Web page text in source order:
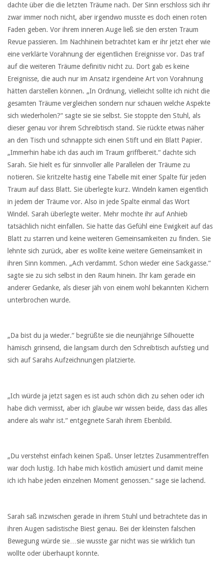
dachte über die die letzten Träume nach. Der Sinn erschloss sich ihr
zwar immer noch nicht, aber irgendwo musste es doch einen roten
Faden geben. Vor ihrem inneren Auge ließ sie den ersten Traum
Revue passieren. Im Nachhinein betrachtet kam er ihr jetzt eher wie
eine verklärte Vorahnung der eigentlichen Ereignisse vor. Das traf
auf die weiteren Träume definitiv nicht zu. Dort gab es keine
Ereignisse, die auch nur im Ansatz irgendeine Art von Vorahnung
hätten darstellen können. „In Ordnung, vielleicht sollte ich nicht die
gesamten Träume vergleichen sondern nur schauen welche Aspekte
sich wiederholen?“ sagte sie sie selbst. Sie stoppte den Stuhl, als
dieser genau vor ihrem Schreibtisch stand. Sie rückte etwas näher
an den Tisch und schnappte sich einen Stift und ein Blatt Papier.
„Immerhin habe ich das auch im Traum griffbereit.“ dachte sich
Sarah. Sie hielt es für sinnvoller alle Parallelen der Träume zu
notieren. Sie kritzelte hastig eine Tabelle mit einer Spalte für jeden
Traum auf dass Blatt. Sie überlegte kurz. Windeln kamen eigentlich
in jedem der Träume vor. Also in jede Spalte einmal das Wort
Windel. Sarah überlegte weiter. Mehr mochte ihr auf Anhieb
tatsächlich nicht einfallen. Sie hatte das Gefühl eine Ewigkeit auf das
Blatt zu starren und keine weiteren Gemeinsamkeiten zu finden. Sie
lehnte sich zurück, aber es wollte keine weitere Gemeinsamkeit in
ihren Sinn kommen. „Ach verdammt. Schon wieder eine Sackgasse.“
sagte sie zu sich selbst in den Raum hinein. Ihr kam gerade ein
anderer Gedanke, als dieser jäh von einem wohl bekannten Kichern
unterbrochen wurde.
„Da bist du ja wieder.“ begrüßte sie die neunjährige Silhouette
hämisch grinsend, die langsam durch den Schreibtisch aufstieg und
sich auf Sarahs Aufzeichnungen platzierte.
„Ich würde ja jetzt sagen es ist auch schön dich zu sehen oder ich
habe dich vermisst, aber ich glaube wir wissen beide, dass das alles
andere als wahr ist.“ entgegnete Sarah ihrem Ebenbild.
„Du verstehst einfach keinen Spaß. Unser letztes Zusammentreffen
war doch lustig. Ich habe mich köstlich amüsiert und damit meine
ich ich habe jeden einzelnen Moment genossen.“ sage sie lachend.
Sarah saß inzwischen gerade in ihrem Stuhl und betrachtete das in
ihren Augen sadistische Biest genau. Bei der kleinsten falschen
Bewegung würde sie…sie wusste gar nicht was sie wirklich tun
wollte oder überhaupt konnte.